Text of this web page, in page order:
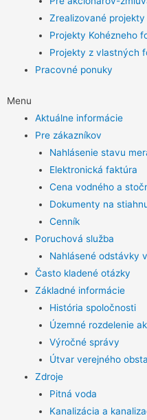
Zrealizované projekty
Projekty Kohézneho
Projekty z vlastných
Pracovné ponuky
Menu
Aktuálne informácie
Pre zákazníkov
Nahlásenie stavu
Elektronická faktúra
Cena vodného a
Dokumenty na
Cenník
Poruchová služba
Nahlásené odstávky
Často kladené otázky
Základné informácie
História spoločnosti
Územné rozdelenie
Výročné správy
Útvar verejného
Zdroje
Pitná voda
Kanalizácia a